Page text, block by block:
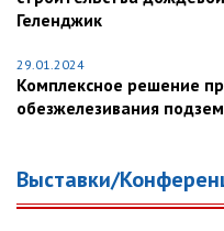
Геленджик
29.01.2024
Комплексное решение
обезжелезивания
Выставки/